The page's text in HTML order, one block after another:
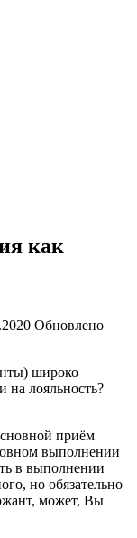
как
Обновлено
широко
на лояльность?
приём
выполнении
в выполнении
но обязательно
может, Вы